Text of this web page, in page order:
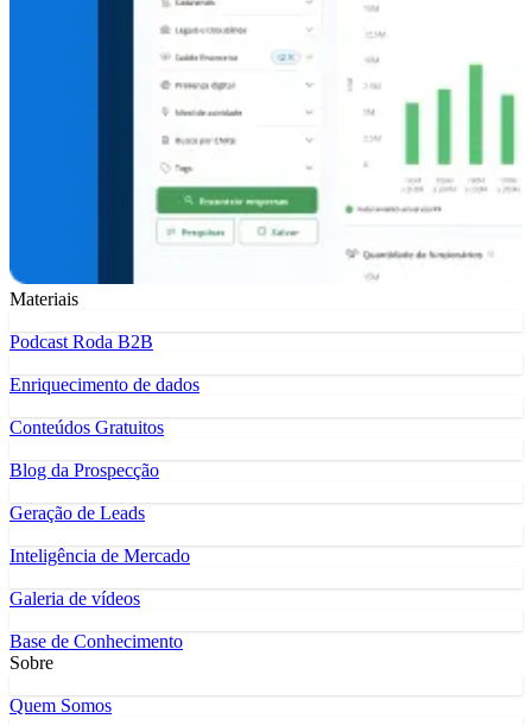
Materiais
Podcast Roda B2B
Enriquecimento de dados
Conteúdos Gratuitos
Blog da Prospecção
Geração de Leads
Inteligência de Mercado
Galeria de vídeos
Base de Conhecimento
Sobre
Quem Somos